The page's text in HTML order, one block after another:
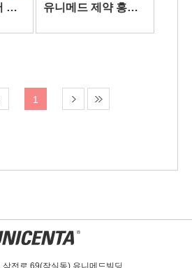
홍
유니메드 제약 홍보
1
삼전로 69(잠실동) 유니메드빌딩